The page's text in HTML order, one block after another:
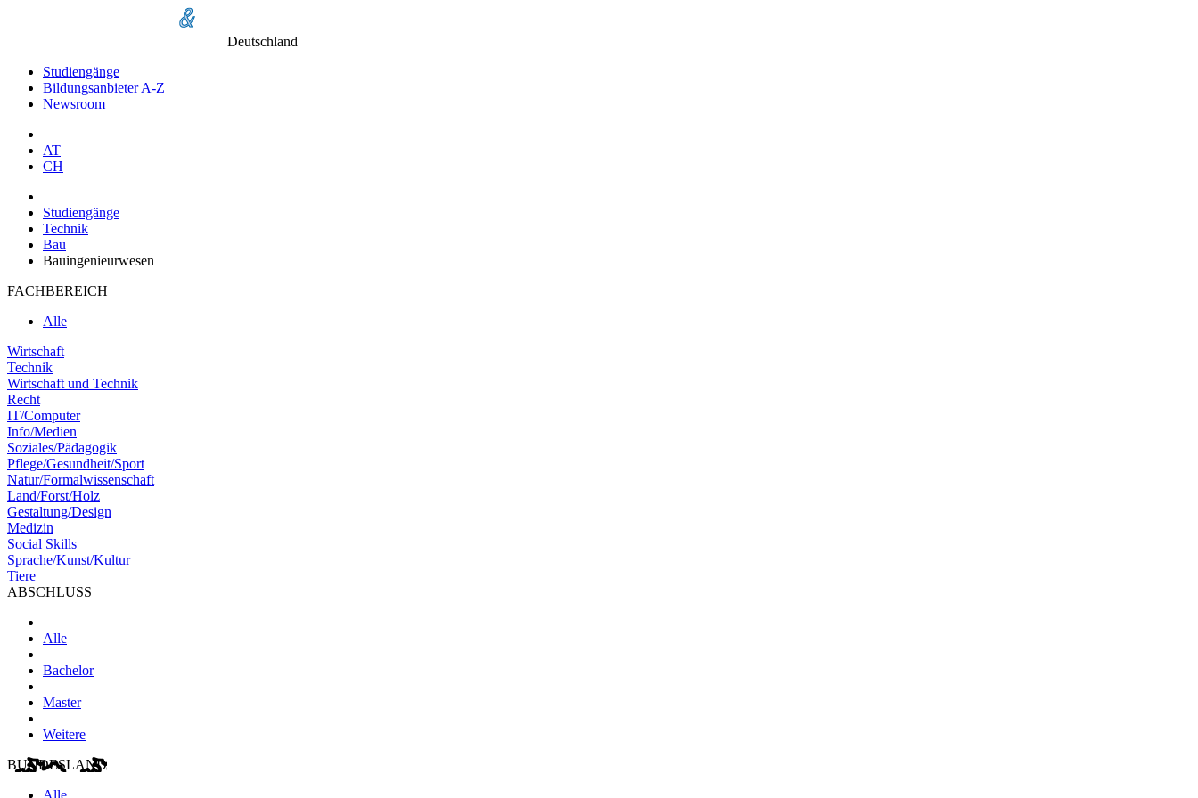
Deutschland
Studiengänge
Bildungsanbieter A-Z
Newsroom
AT
CH
Studiengänge
Technik
Bau
Bauingenieurwesen
FACHBEREICH
Alle
Wirtschaft
Technik
Wirtschaft und Technik
Recht
IT/Computer
Info/Medien
Soziales/Pädagogik
Pflege/Gesundheit/Sport
Natur/Formalwissenschaft
Land/Forst/Holz
Gestaltung/Design
Medizin
Social Skills
Sprache/Kunst/Kultur
Tiere
ABSCHLUSS
Alle
Bachelor
Master
Weitere
BUNDESLAND
Alle